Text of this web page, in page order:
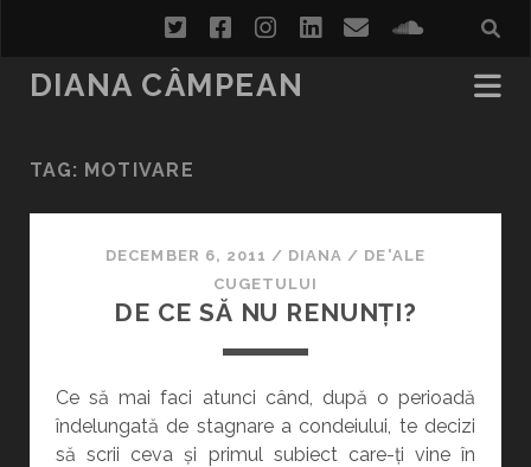
twitterfacebookinstagram
linkedin
email
DIANA CÂMPEAN
TAG: MOTIVARE
DECEMBER 6, 2011 / DIANA / DE'ALE
CUGETULUI
DE CE SĂ NU RENUNȚI?
Ce să mai faci atunci când, după o perioadă
îndelungată de stagnare a condeiului, te decizi
să scrii ceva și primul subiect care-ți vine în